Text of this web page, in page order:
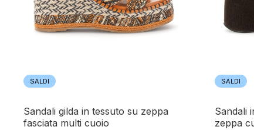
SALDI
sandali gilda in tessuto su zeppa
fasciata multi cuoio
SALDI
sandali in pelle doppia fibbia con
zeppa